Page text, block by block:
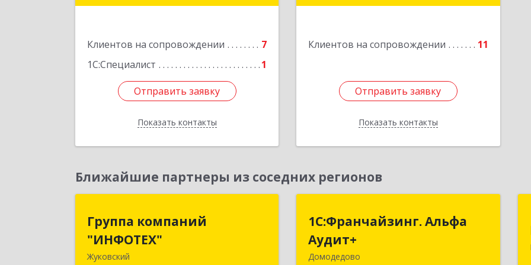
Клиентов на сопровождении
7
1С:Специалист
1
Отправить заявку
Показать контакты
Подробнее
Отправить заявку
Назад
Клиентов на сопровождении 11
Отправить заявку
Показать контакты
Отправить заявку
Назад
Ближайшие партнеры из соседних регионов
Группа компаний
"ИНФОТЕХ"
Жуковский
Группа компаний
"ИНФОТЕХ"
140180, Московская обл, Жуковский г,
1С:Франчайзинг. Альфа
Аудит+
Домодедово
1С:Франчайзинг. Альфа
Аудит+
142001, Московская обл, Домодедово